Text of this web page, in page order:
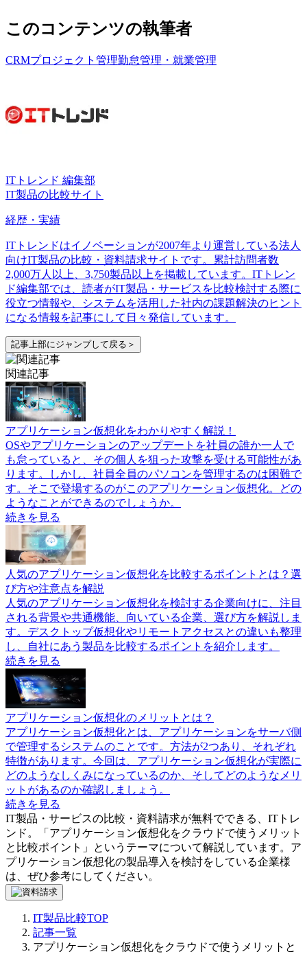
このコンテンツの執筆者
CRMプロジェクト管理勤怠管理・就業管理
ITトレンド 編集部
IT製品の比較サイト
経歴・実績
ITトレンドはイノベーションが2007年より運営している法人
向けIT製品の比較・資料請求サイトです。累計訪問者数
2,000万人以上、3,750製品以上を掲載しています。ITトレン
ド編集部では、読者がIT製品・サービスを比較検討する際に
役立つ情報や、システムを活用した社内の課題解決のヒント
になる情報を記事にして日々発信しています。
記事上部にジャンプして戻る＞
関連記事
アプリケーション仮想化をわかりやすく解説！
OSやアプリケーションのアップデートを社員の誰か一人で
も怠っていると、その個人を狙った攻撃を受ける可能性があ
ります。しかし、社員全員のパソコンを管理するのは困難で
す。そこで登場するのがこのアプリケーション仮想化。どの
ようなことができるのでしょうか。
続きを見る
人気のアプリケーション仮想化を比較するポイントとは？選
び方や注意点を解説
人気のアプリケーション仮想化を検討する企業向けに、注目
される背景や共通機能、向いている企業、選び方を解説しま
す。デスクトップ仮想化やリモートアクセスとの違いも整理
し、自社にあう製品を比較するポイントを紹介します。
続きを見る
アプリケーション仮想化のメリットとは？
アプリケーション仮想化とは、アプリケーションをサーバ側
で管理するシステムのことです。方法が2つあり、それぞれ
特徴があります。今回は、アプリケーション仮想化が実際に
どのようなしくみになっているのか、そしてどのようなメリ
ットがあるのか確認しましょう。
続きを見る
IT製品・サービスの比較・資料請求が無料でできる、ITトレ
ンド。「 アプリケーション仮想化をクラウドで使うメリット
と比較ポイント 」というテーマについて解説しています。 ア
プリケーション仮想化の製品導入を検討をしている企業様
は、ぜひ参考にしてください。
IT製品比較TOP
記事一覧
アプリケーション仮想化をクラウドで使うメリットと